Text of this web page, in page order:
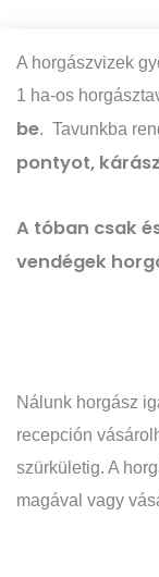
A horgászvizek
1 ha-os
be. Tavunkba
pontyot,
A tóban csak
vendégek
Nálunk horgász
recepción
szürkületig. A
magával vagy